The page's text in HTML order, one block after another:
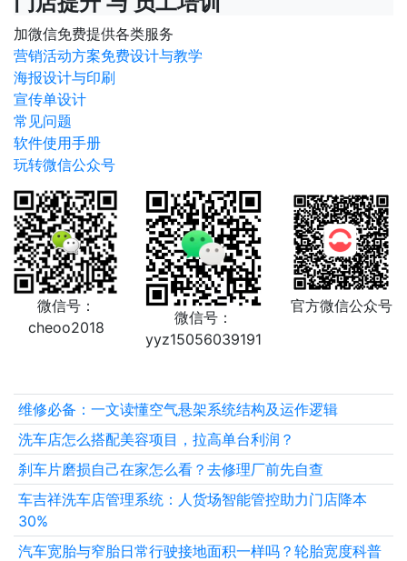
加微信免费提供各类服务
营销活动方案免费设计与教学
海报设计与印刷
宣传单设计
常见问题
软件使用手册
玩转微信公众号
微信号：
cheoo2018
微信号：
yyz15056039191
官方微信公众号
维修必备：一文读懂空气悬架系统结构及运作逻辑
洗车店怎么搭配美容项目，拉高单台利润？
刹车片磨损自己在家怎么看？去修理厂前先自查
车吉祥洗车店管理系统：人货场智能管控助力门店降本
30%
汽车宽胎与窄胎日常行驶接地面积一样吗？轮胎宽度科普